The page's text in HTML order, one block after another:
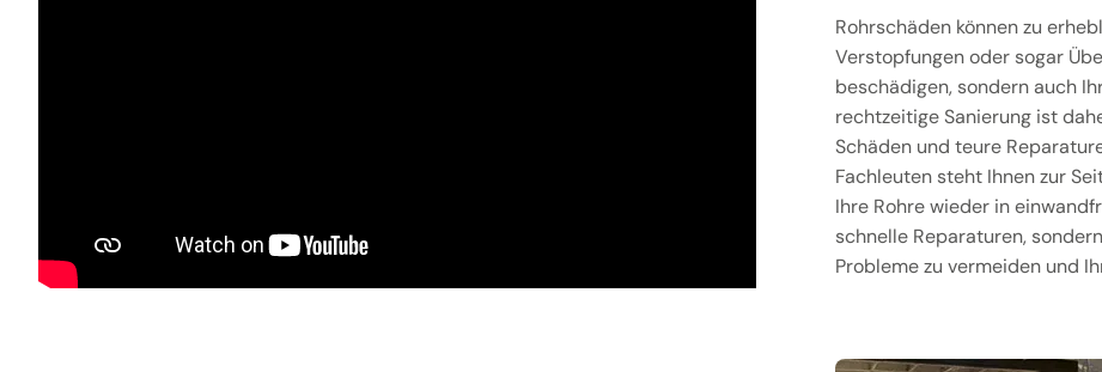
Rohrschäden können zu
Verstopfungen oder sogar
beschädigen, sondern auch
rechtzeitige Sanierung ist
Schäden und teure
Fachleuten steht Ihnen zur
Ihre Rohre wieder in
schnelle Reparaturen,
Probleme zu vermeiden und